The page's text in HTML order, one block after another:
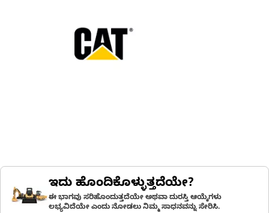
ಇದು ಹೊಂದಿಕೊಳ್ಳುತ್ತದೆಯೇ?
ಈ ಭಾಗವು ಸರಿಹೊಂದುತ್ತದೆಯೇ ಅಥವಾ ದುರಸ್ತಿ ಆಯ್ಕೆಗಳು
ಲಭ್ಯವಿದೆಯೇ ಎಂದು ನೋಡಲು ನಿಮ್ಮ ಸಾಧನವನ್ನು ಸೇರಿಸಿ.